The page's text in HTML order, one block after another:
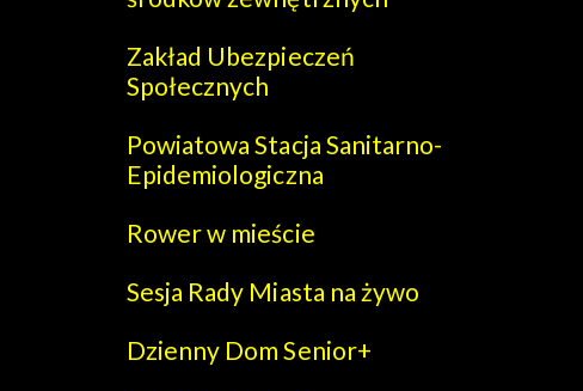
Zakład Ubezpieczeń
Społecznych
Powiatowa Stacja Sanitarno-
Epidemiologiczna
Rower w mieście
Sesja Rady Miasta na żywo
Dzienny Dom Senior+